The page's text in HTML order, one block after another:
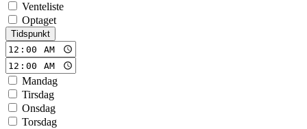
Venteliste
Optaget
Tidspunkt
Mandag
Tirsdag
Onsdag
Torsdag